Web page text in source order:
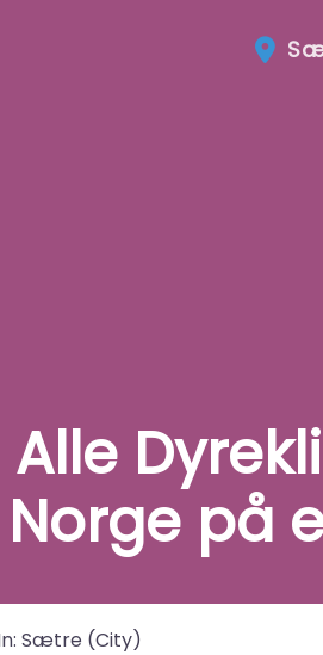
Alle
Norge på
sted